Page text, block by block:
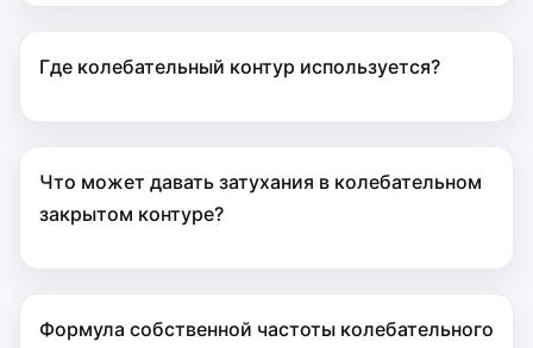
Где колебательный контур используется?
Что может давать затухания в колебательном
закрытом контуре?
Формула собственной частоты колебательного